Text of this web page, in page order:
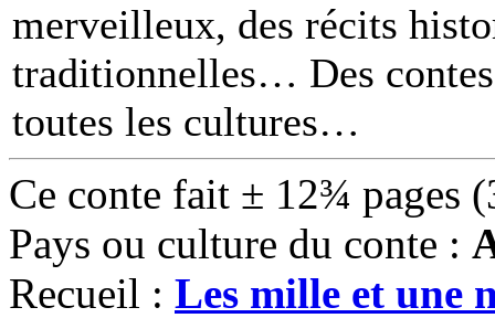
merveilleux, des récits
traditionnelles… Des
toutes les cultures
Ce conte fait ± 12¾ pages
Pays ou culture du conte :
Recueil : Les mille et une